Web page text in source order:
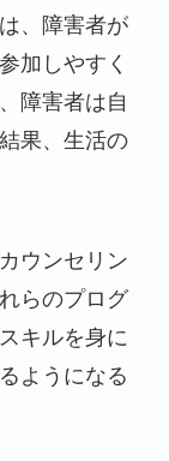
、障害者が
加しやすく
障害者は自
果、生活の
ウンセリン
らのプログ
キルを身に
ようになる